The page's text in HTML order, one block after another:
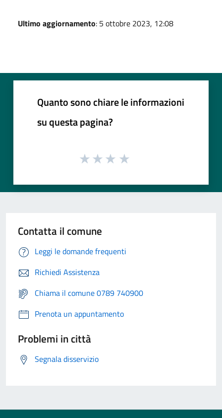
Ultimo aggiornamento: 5 ottobre 2023, 12:08
Quanto sono chiare le informazioni
su questa pagina?
Contatta il comune
Leggi le domande frequenti
Richiedi Assistenza
Chiama il comune 0789 740900
Prenota un appuntamento
Problemi in città
Segnala disservizio